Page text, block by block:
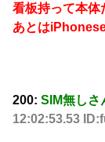
看板持って本体
あとは
200: SIM無しさ
12:02:53.53